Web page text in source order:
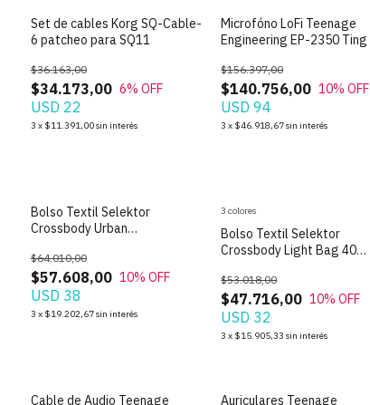
Set de cables Korg SQ-Cable-
6 patcheo para SQ11
$34.173,00
$36.163,00
6% OFF
USD 22
3 x $11.391,00sin interés
Microfóno LoFi Teenage
Engineering EP-2350 Ting
$140.756,00
$156.397,00
10% OFF
USD 94
3 x $46.918,67sin interés
Bolso Textil Selektor
Crossbody Urban
$57.608,00
$64.010,00
10% OFF
USD 38
3 x $19.202,67sin interés
Bolso Textil Selektor
Crossbody Light Bag 40
$47.716,00
$53.018,00
10% OFF
USD 32
3 x $15.905,33 sin interés
3 colores
Cable de Audio Teenage
Auriculares Teenage